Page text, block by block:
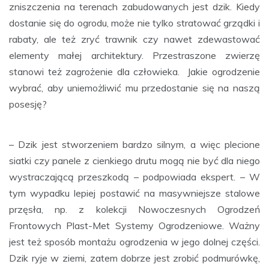
zniszczenia na terenach zabudowanych jest dzik. Kiedy
dostanie się do ogrodu, może nie tylko stratować grządki i
rabaty, ale też zryć trawnik czy nawet zdewastować
elementy małej architektury. Przestraszone zwierzę
stanowi też zagrożenie dla człowieka. Jakie ogrodzenie
wybrać, aby uniemożliwić mu przedostanie się na naszą
posesję?
– Dzik jest stworzeniem bardzo silnym, a więc plecione
siatki czy panele z cienkiego drutu mogą nie być dla niego
wystraczającą przeszkodą – podpowiada ekspert. – W
tym wypadku lepiej postawić na masywniejsze stalowe
przęsła, np. z kolekcji Nowoczesnych Ogrodzeń
Frontowych Plast-Met Systemy Ogrodzeniowe. Ważny
jest też sposób montażu ogrodzenia w jego dolnej części.
Dzik ryje w ziemi, zatem dobrze jest zrobić podmurówkę,